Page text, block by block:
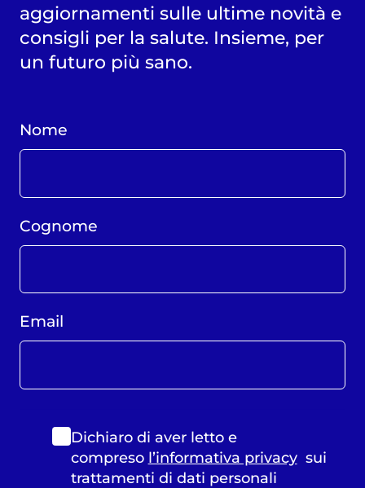
aggiornamenti sulle ultime novità e
consigli per la salute. Insieme, per
un futuro più sano.
Nome
Cognome
Email
Dichiaro di aver letto e
compreso l’informativa privacysui
trattamenti di dati personali